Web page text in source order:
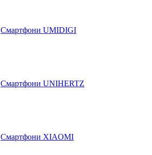
Смартфони UMIDIGI
Смартфони UNIHERTZ
Смартфони XIAOMI